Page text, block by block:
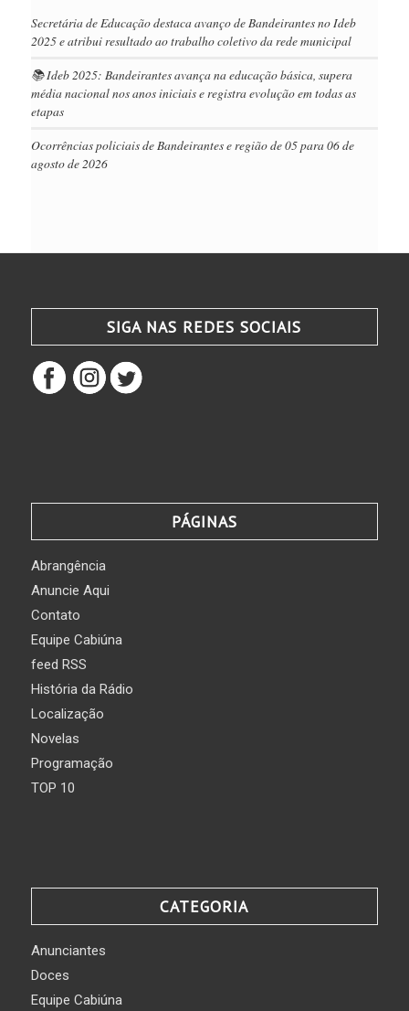
Secretária de Educação destaca avanço de Bandeirantes no Ideb
2025 e atribui resultado ao trabalho coletivo da rede municipal
📚 Ideb 2025: Bandeirantes avança na educação básica, supera
média nacional nos anos iniciais e registra evolução em todas as
etapas
Ocorrências policiais de Bandeirantes e região de 05 para 06 de
agosto de 2026
SIGA NAS REDES SOCIAIS
PÁGINAS
Abrangência
Anuncie Aqui
Contato
Equipe Cabiúna
feed RSS
História da Rádio
Localização
Novelas
Programação
TOP 10
CATEGORIA
Anunciantes
Doces
Equipe Cabiúna